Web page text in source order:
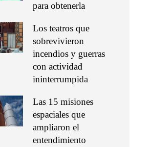
para obtenerla
Los teatros que
sobrevivieron
incendios y guerras
con actividad
ininterrumpida
Las 15 misiones
espaciales que
ampliaron el
entendimiento